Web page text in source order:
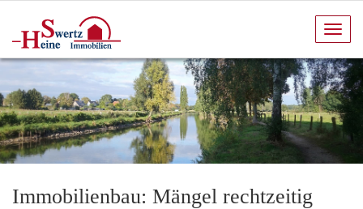
Immobilienbau: Mängel rechtzeitig